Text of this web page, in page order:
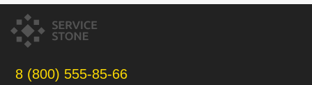
8 (800) 555-85-66